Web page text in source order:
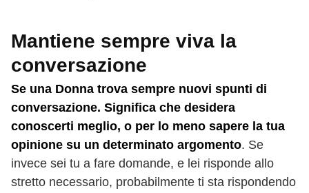
Mantiene sempre viva la
conversazione
Se una Donna trova sempre nuovi spunti di
conversazione. Significa che desidera
conoscerti meglio, o per lo meno sapere la tua
opinione su un determinato argomento. Se
invece sei tu a fare domande, e lei risponde allo
stretto necessario, probabilmente ti sta rispondendo